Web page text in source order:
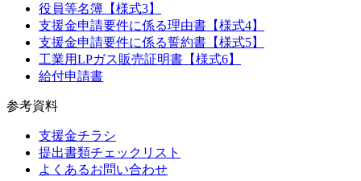
役員等名簿【様式3】
支援金申請要件に係る理由書【様式4】
支援金申請要件に係る誓約書【様式5】
工業用LPガス販売証明書【様式6】
給付申請書
参考資料
支援金チラシ
提出書類チェックリスト
よくあるお問い合わせ